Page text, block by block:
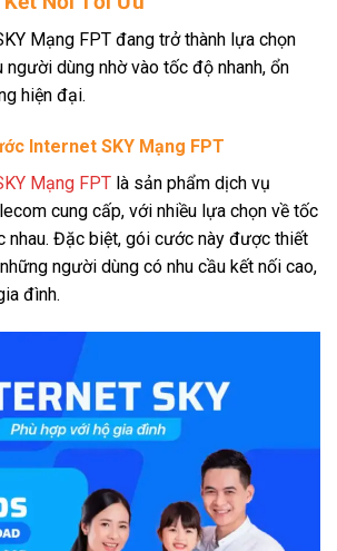
Mạng FPT đang trở thành lựa chọn
người dùng nhờ vào tốc độ nhanh, ổn
hiện đại.
Internet SKY Mạng FPT
Mạng FPT là sản phẩm dịch vụ
cung cấp, với nhiều lựa chọn về tốc
nhau. Đặc biệt, gói cước này được thiết
người dùng có nhu cầu kết nối cao,
đình.